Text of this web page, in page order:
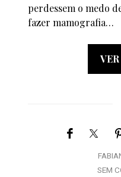
perdessem o medo
fazer mamografia…
VER
SEM